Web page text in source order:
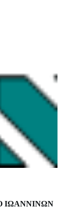
ΙΩΑΝΝΙΝΩΝ